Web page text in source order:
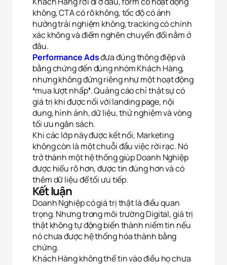
không, CTA có rõ không, tốc độ có ảnh
hưởng trải nghiệm không, tracking có chính
xác không và điểm nghẽn chuyển đổi nằm ở
đâu.
Performance Adsđưa đúng thông điệp và
bằng chứng đến đúng nhóm Khách Hàng,
nhưng không đứng riêng như một hoạt động
❛mua lượt nhấp❜. Quảng cáo chỉ thật sự có
giá trị khi được nối với landing page, nội
dung, hình ảnh, dữ liệu, thử nghiệm và vòng
tối ưu ngân sách.
Khi các lớp này được kết nối, Marketing
không còn là một chuỗi đầu việc rời rạc. Nó
trở thành một hệ thống giúp Doanh Nghiệp
được hiểu rõ hơn, được tin đúng hơn và có
thêm dữ liệu để tối ưu tiếp.
Kết luận
Doanh Nghiệp có giá trị thật là điều quan
trọng. Nhưng trong môi trường Digital, giá trị
thật không tự động biến thành niềm tin nếu
nó chưa được hệ thống hóa thành bằng
chứng.
Khách Hàng không thể tin vào điều họ chưa
Phân tích (Analytics)
Quảng cáo (Marketing)
Từ chối hếtLưu tùy chọnChấp nhận tất cả